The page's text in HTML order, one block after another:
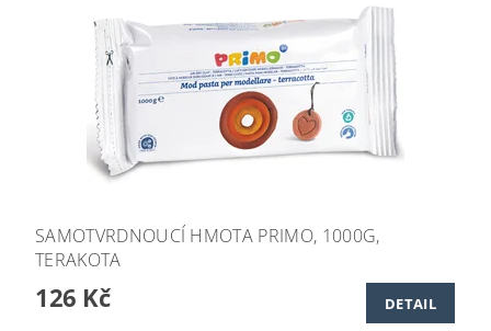
SAMOTVRDNOUCÍ HMOTA PRIMO, 1000G,
TERAKOTA
126 Kč DETAIL